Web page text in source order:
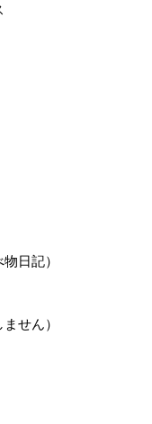
日記）
せん）